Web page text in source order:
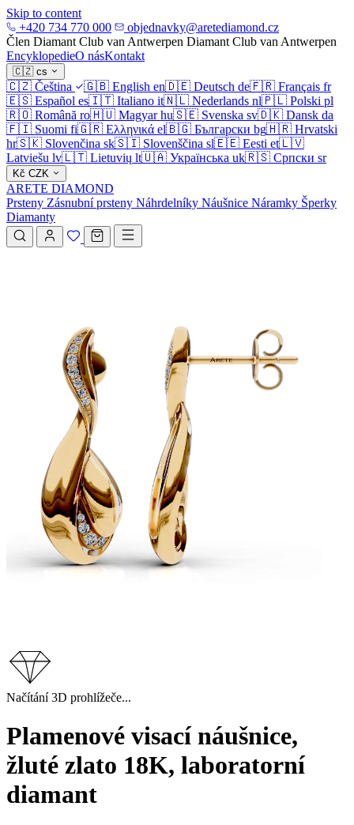
Skip to content
+420 734 770 000
objednavky@aretediamond.cz
Člen Diamant Club van Antwerpen Diamant Club van Antwerpen
EncyklopedieO násKontakt
🇨🇿 cs
🇨🇿 Čeština 🇬🇧 English en🇩🇪 Deutsch de🇫🇷 Français fr
🇪🇸 Español es🇮🇹 Italiano it🇳🇱 Nederlands nl🇵🇱 Polski pl
🇷🇴 Română ro🇭🇺 Magyar hu🇸🇪 Svenska sv🇩🇰 Dansk da
🇫🇮 Suomi fi🇬🇷 Ελληνικά el🇧🇬 Български bg🇭🇷 Hrvatski
hr🇸🇰 Slovenčina sk🇸🇮 Slovenščina sl🇪🇪 Eesti et🇱🇻
Latviešu lv🇱🇹 Lietuvių lt🇺🇦 Українська uk🇷🇸 Српски sr
Kč CZK
ARETE DIAMOND
Prsteny Zásnubní prsteny Náhrdelníky Náušnice Náramky Šperky
Diamanty
Načítání 3D prohlížeče...
Plamenové visací náušnice,
žluté zlato 18K, laboratorní
diamant